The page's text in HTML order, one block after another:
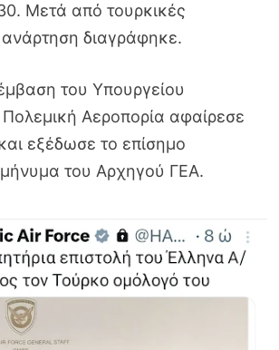
Μετά από τουρκικές
ανάρτηση διαγράφηκε.
του Υπουργείου
Αεροπορία αφαίρεσε
εξέδωσε το επίσημο
του Αρχηγού ΓΕΑ.